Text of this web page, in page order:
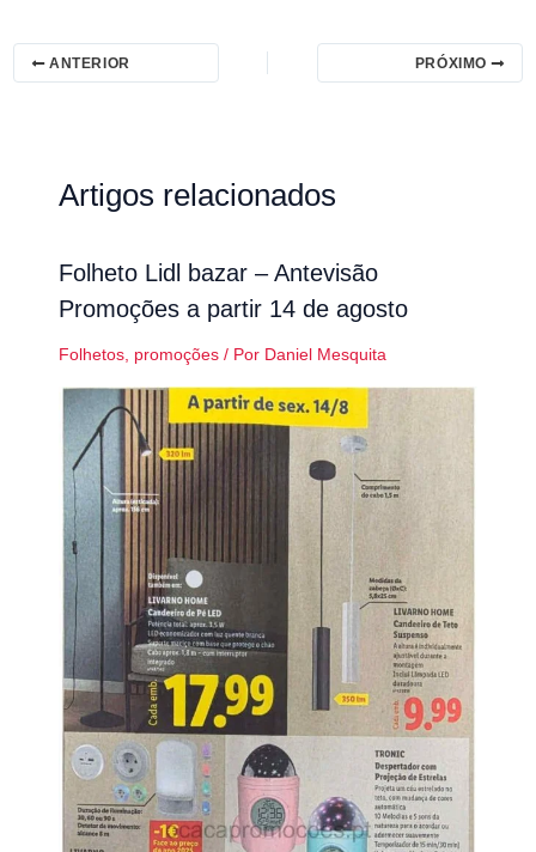
ANTERIOR PRÓXIMO
Artigos relacionados
Folheto Lidl bazar – Antevisão
Promoções a partir 14 de agosto
Folhetos, promoções/ Por Daniel Mesquita